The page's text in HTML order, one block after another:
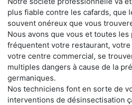
plus fiable contre les cafards, que
souvent onéreux que vous
Nous avons que vous et toutes les
fréquentent votre restaurant,
votre centre commercial, se
multiples dangers à cause de la
germaniques.
Nos techniciens font en sorte de
interventions de désinsectisation